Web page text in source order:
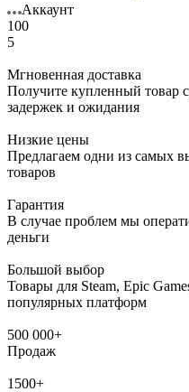
Аккаунт
100
5
Мгновенная доставка
Получите купленный товар
задержек и ожидания
Низкие цены
Предлагаем одни из самых
товаров
Гарантия
В случае проблем мы
деньги
Большой выбор
Товары для Steam, Epic
популярных платформ
500 000+
Продаж
1500+